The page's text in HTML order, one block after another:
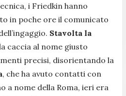
i Friedkin hanno
in poche ore il comunicato
Stavolta la
caccia al nome giusto
precisi, disorientando la
, che ha avuto contatti con
a nome della Roma, ieri era